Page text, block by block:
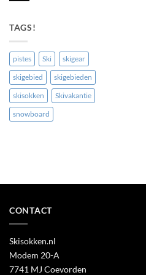
TAGS!
pistes Ski skigear
skigebied skigebieden
skisokken Skivakantie
snowboard
CONTACT
Skisokken.nl
Modem 20-A
7741 MJ Coevorden